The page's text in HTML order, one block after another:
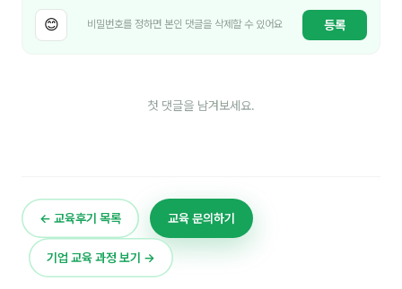
민광동
은종성
이상미
😊 비밀번호를 정하면 본인 댓글을 삭제할 수 있어요 등록
첫 댓글을 남겨보세요.
← 교육후기 목록 교육 문의하기
기업 교육 과정 보기 →